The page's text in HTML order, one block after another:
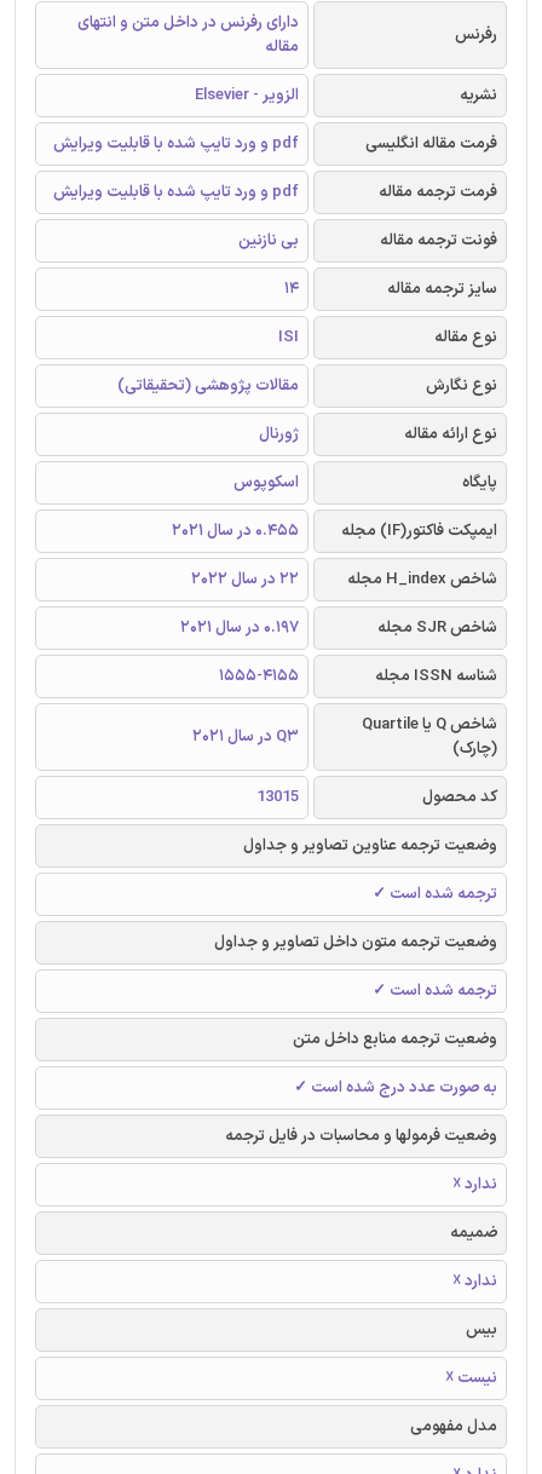
رفرنس
دارای رفرنس در داخل متن و انتهای
مقاله
نشریه
الزویر - Elsevier
فرمت مقاله انگلیسی
pdf و ورد تایپ شده با قابلیت ویرایش
فرمت ترجمه مقاله
pdf و ورد تایپ شده با قابلیت ویرایش
فونت ترجمه مقاله
بی نازنین
سایز ترجمه مقاله
14
نوع مقاله
ISI
نوع نگارش
مقالات پژوهشی (تحقیقاتی)
نوع ارائه مقاله
ژورنال
پایگاه
اسکوپوس
ایمپکت فاکتور(IF) مجله
0.455 در سال 2021
شاخص H_index مجله
22 در سال 2022
شاخص SJR مجله
0.197 در سال 2021
شناسه ISSN مجله
1555-4155
شاخص Q یا Quartile
(چارک)
Q3 در سال 2021
کد محصول
13015
وضعیت ترجمه عناوین تصاویر و جداول
ترجمه شده است ✓
وضعیت ترجمه متون داخل تصاویر و جداول
ترجمه شده است ✓
وضعیت ترجمه منابع داخل متن
به صورت عدد درج شده است ✓
وضعیت فرمولها و محاسبات در فایل ترجمه
ندارد ☓
ضمیمه
ندارد ☓
بیس
نیست ☓
مدل مفهومی